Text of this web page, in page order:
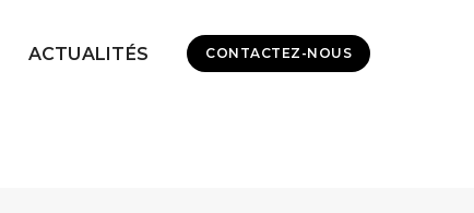
ACTUALITÉS CONTACTEZ-NOUS